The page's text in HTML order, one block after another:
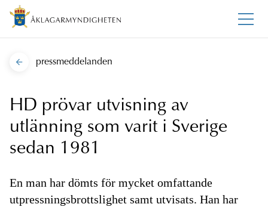
pressmeddelanden
HD prövar utvisning av
utlänning som varit i Sverige
sedan 1981
En man har dömts för mycket omfattande
utpressningsbrottslighet samt utvisats. Han har